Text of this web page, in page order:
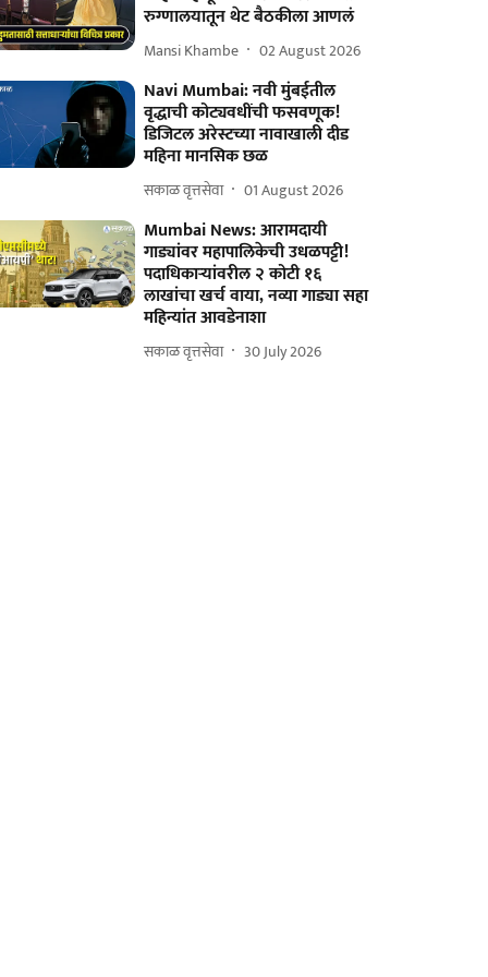
रुग्णालयातून थेट बैठकीला आणलं
Mansi Khambe 02 August 2026
Navi Mumbai: नवी मुंबईतील
वृद्धाची कोट्यवधींची फसवणूक!
डिजिटल अरेस्टच्या नावाखाली दीड
महिना मानसिक छळ
सकाळ वृत्तसेवा 01 August 2026
Mumbai News: आरामदायी
गाड्यांवर महापालिकेची उधळपट्टी!
पदाधिकाऱ्यांवरील २ कोटी १६
लाखांचा खर्च वाया, नव्या गाड्या सहा
महिन्यांत आवडेनाशा
सकाळ वृत्तसेवा 30 July 2026